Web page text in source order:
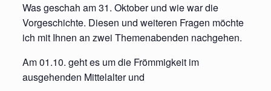
Was geschah am 31. Oktober und wie war die
Vorgeschichte. Diesen und weiteren Fragen möchte
ich mit Ihnen an zwei Themenabenden nachgehen.
Am 01.10. geht es um die Frömmigkeit im
ausgehenden Mittelalter und